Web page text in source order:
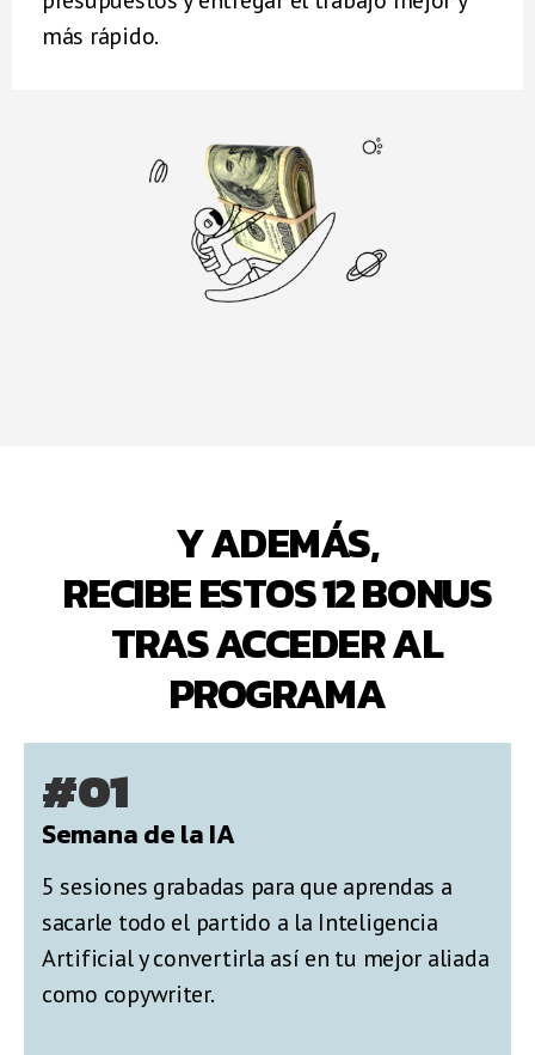
más rápido.
Y ADEMÁS,
RECIBE ESTOS 12 BONUS
TRAS ACCEDER AL
PROGRAMA
#01
Semana de la IA
5 sesiones grabadas para que aprendas a
sacarle todo el partido a la Inteligencia
Artificial y convertirla así en tu mejor aliada
como copywriter.